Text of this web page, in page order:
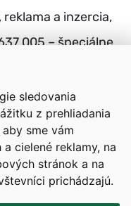
sledovania
z prehliadania
sme vám
cielené reklamy, na
stránok a na
prichádzajú.
a inzercia,
005 – špeciálne
(iným než
– štúdie,
pomeru, 637
642036 – na